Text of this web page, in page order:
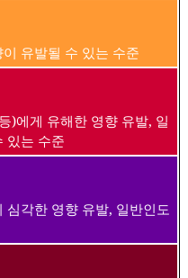
유발될 수 있는 수준
)에게 유해한 영향 유발, 일
있는 수준
심각한 영향 유발, 일반인도